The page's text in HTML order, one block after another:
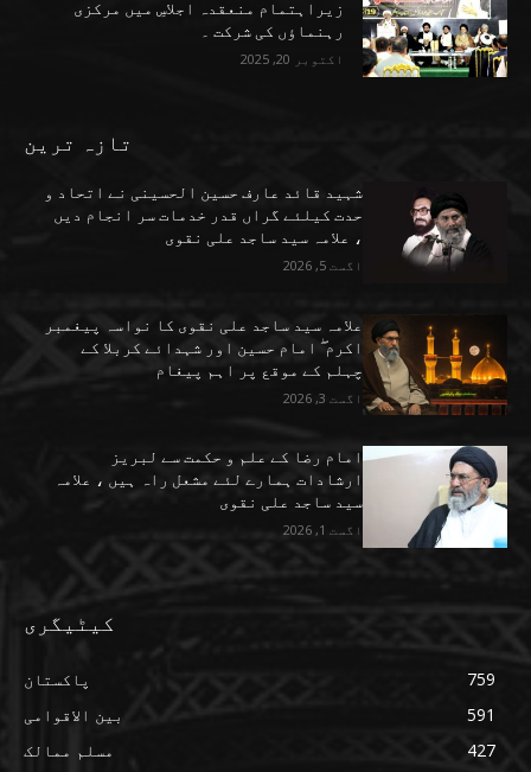
زیراہتمام منعقدہ اجلاسِ میں مرکزی
رہنماؤں کی شرکت ۔
اکتوبر 20, 2025
تازہ ترین
شہید قائد عارف حسین الحسینی نے اتحاد و
حدت کیلئے گراں قدر خدمات سر انجام دیں
، علامہ سید ساجد علی نقوی
اگست 5, 2026
علامہ سید ساجد علی نقوی کا نواسہ پیغمبر
اکرم ۖ امام حسین اور شہدائے کربلا کے
چہلم کے موقع پر اہم پیغام
اگست 3, 2026
امام رضا کے علم و حکمت سے لبریز
ارشادات ہمارے لئے مشعل راہ ہیں ، علامہ
سید ساجد علی نقوی
اگست 1, 2026
کیٹیگری
پاکستان
759
بین الاقوامی
591
مسلم ممالک
427